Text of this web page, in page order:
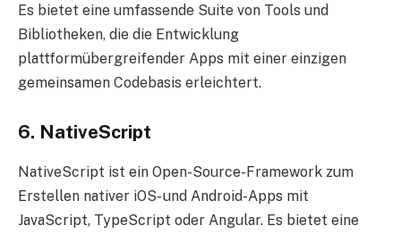
Es bietet eine umfassende Suite von Tools und
Bibliotheken, die die Entwicklung
plattformübergreifender Apps mit einer einzigen
gemeinsamen Codebasis erleichtert.
6. NativeScript
NativeScript ist ein Open-Source-Framework zum
Erstellen nativer iOS- und Android-Apps mit
JavaScript, TypeScript oder Angular. Es bietet eine